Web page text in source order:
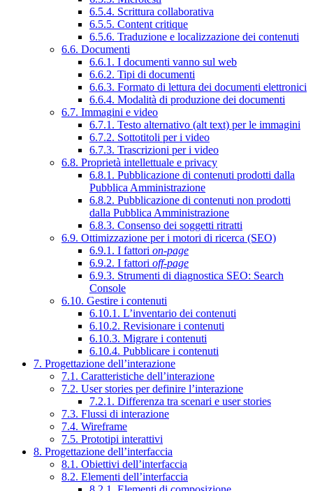
6.5.4. Scrittura collaborativa
6.5.5. Content critique
6.5.6. Traduzione e localizzazione dei contenuti
6.6. Documenti
6.6.1. I documenti vanno sul web
6.6.2. Tipi di documenti
6.6.3. Formato di lettura dei documenti elettronici
6.6.4. Modalità di produzione dei documenti
6.7. Immagini e video
6.7.1. Testo alternativo (alt text) per le immagini
6.7.2. Sottotitoli per i video
6.7.3. Trascrizioni per i video
6.8. Proprietà intellettuale e privacy
6.8.1. Pubblicazione di contenuti prodotti dalla
Pubblica Amministrazione
6.8.2. Pubblicazione di contenuti non prodotti
dalla Pubblica Amministrazione
6.8.3. Consenso dei soggetti ritratti
6.9. Ottimizzazione per i motori di ricerca (SEO)
6.9.1. I fattori on-page
6.9.2. I fattori off-page
6.9.3. Strumenti di diagnostica SEO: Search
Console
6.10. Gestire i contenuti
6.10.1. L’inventario dei contenuti
6.10.2. Revisionare i contenuti
6.10.3. Migrare i contenuti
6.10.4. Pubblicare i contenuti
7. Progettazione dell’interazione
7.1. Caratteristiche dell’interazione
7.2. User stories per definire l’interazione
7.2.1. Differenza tra scenari e user stories
7.3. Flussi di interazione
7.4. Wireframe
7.5. Prototipi interattivi
8. Progettazione dell’interfaccia
8.1. Obiettivi dell’interfaccia
8.2. Elementi dell’interfaccia